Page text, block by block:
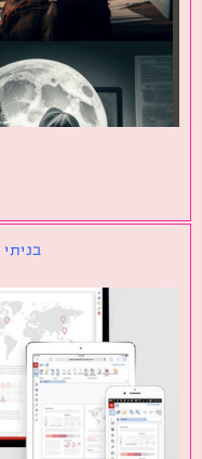
בניתי אתר